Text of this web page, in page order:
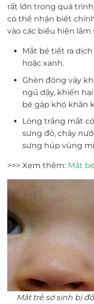
rất lớn trong quá
có thể nhận biết
vào các biểu hiện
Mắt bé tiết ra
hoặc xanh.
Ghèn đóng vảy
ngủ dậy, khiến
bé gặp khó khăn
Lòng trắng mắt
sưng đỏ, chảy
sưng húp vùng
>>> Xem thêm: Mắt
Mắt trẻ sơ sinh bị